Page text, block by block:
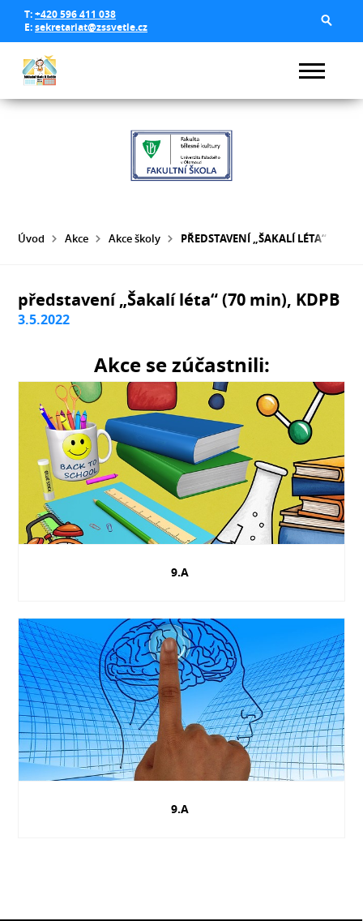
T:+420 596 411 038
E:sekretariat@zssvetle.cz
Úvod Akce Akce školy PŘEDSTAVENÍ „ŠAKALÍ LÉTA“ (70
představení „Šakalí léta“ (70 min), KDPB
3.5.2022
Akce se zúčastnili:
9.A
9.A